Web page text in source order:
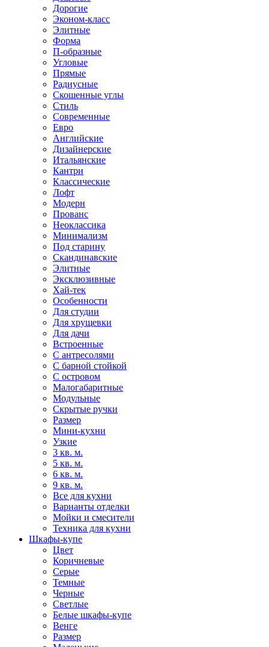
Дорогие
Эконом-класс
Элитные
Форма
П-образные
Угловые
Прямые
Радиусные
Скошенные углы
Стиль
Современные
Евро
Английские
Дизайнерские
Итальянские
Кантри
Классические
Лофт
Модерн
Прованс
Неоклассика
Минимализм
Под старину
Скандинавские
Элитные
Эксклюзивные
Хай-тек
Особенности
Для студии
Для хрущевки
Для дачи
Встроенные
С антресолями
С барной стойкой
С островом
Малогабаритные
Модульные
Скрытые ручки
Размер
Мини-кухни
Узкие
3 кв. м.
5 кв. м.
6 кв. м.
9 кв. м.
Все для кухни
Варианты отделки
Мойки и смесители
Техника для кухни
Шкафы-купе
Цвет
Коричневые
Серые
Темные
Черные
Светлые
Белые шкафы-купе
Венге
Размер